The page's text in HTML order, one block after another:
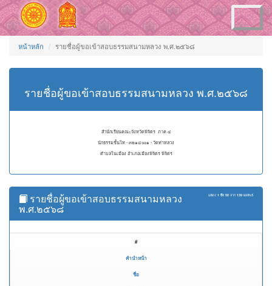
Toggle
navigation
หน้าหลัก รายชื่อผู้ขอเข้าสอบธรรมสนามหลวง พ.ศ.๒๕๖๘
รายชื่อผู้ขอเข้าสอบธรรมสนามหลวง พ.ศ.๒๕๖๘
สำนักเรียนคณะจังหวัดพิจิตร ภาค ๔
นักธรรมชั้นโท - ๓๒๑๔๐๐๑ - วัดท่าหลวง
ตำบลในเมือง อำเภอเมืองพิจิตร พิจิตร
แสดง 1 ถึง 50 จาก 139 ผลลัพธ์
รายชื่อผู้ขอเข้าสอบธรรมสนามหลวง
พ.ศ.๒๕๖๘
#
คำนำหน้า
ชื่อ